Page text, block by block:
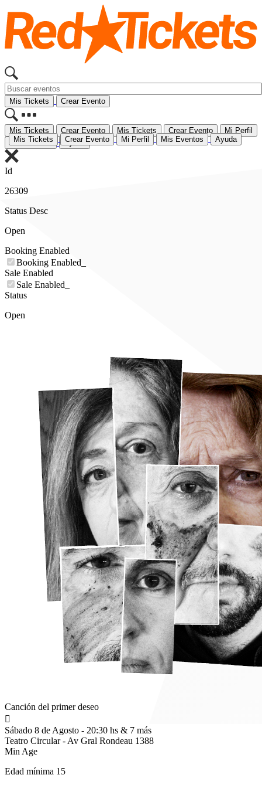
Id
26309
Status Desc
Open
Booking Enabled
Booking Enabled_
Sale Enabled
Sale Enabled_
Status
Open
Canción del primer deseo
Sábado 8 de Agosto - 20:30 hs & 7 más
Teatro Circular - Av Gral Rondeau 1388
Min Age
Edad mínima 15